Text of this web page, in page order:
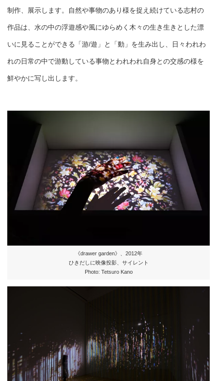
制作、展示します。自然や事物のあり様を捉え続けている志村の
作品は、水の中の浮遊感や風にゆらめく木々の生き生きとした漂
いに見ることができる「游/遊」と「動」を生み出し、日々われわ
れの日常の中で游動している事物とわれわれ自身との交感の様を
鮮やかに写し出します。
《drawer garden》、2012年
ひきだしに映像投影、サイレント
Photo: Tetsuro Kano